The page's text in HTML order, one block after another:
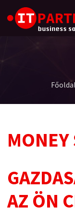
Főoldal
MONEY
AZ ÖN